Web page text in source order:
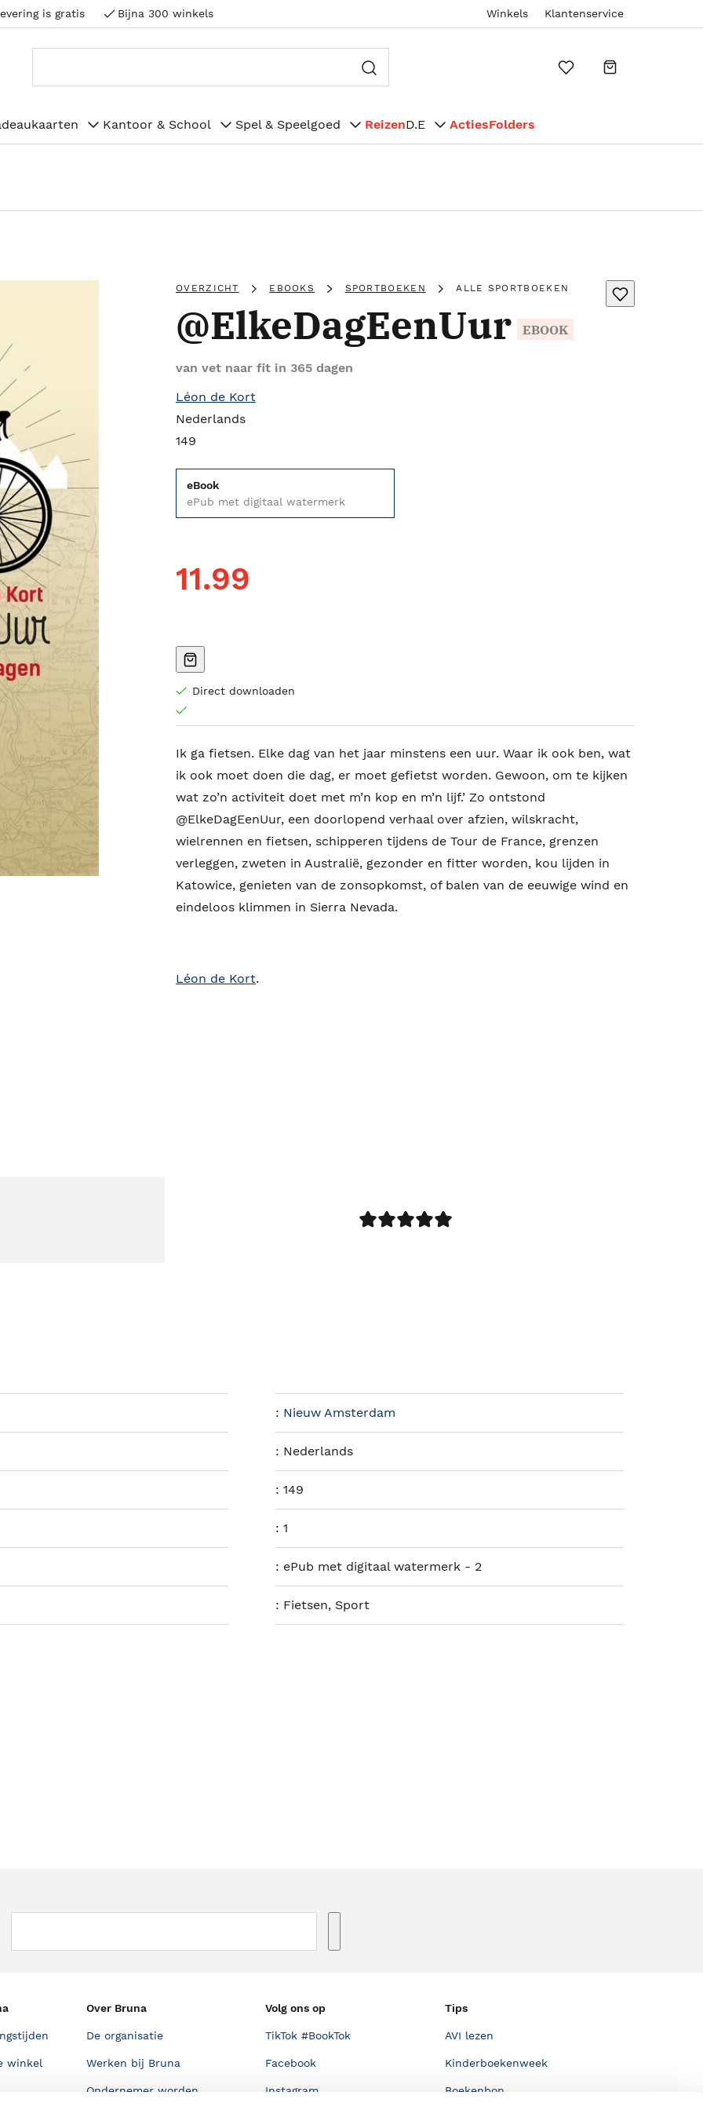
is gratis Bijna 300 winkels Winkels Klantenservice
Kantoor & School Spel & Speelgoed ReizenD.E ActiesFolders
OVERZICHT EBOOKS SPORTBOEKEN ALLE SPORTBOEKEN
@ElkeDagEenUur EBOOK
van vet naar fit in 365 dagen
Léon de Kort
Nederlands
149
eBook
ePub met digitaal watermerk
11.99
Direct downloaden
Ik ga fietsen. Elke dag van het jaar minstens een uur. Waar ik ook ben, wat
ik ook moet doen die dag, er moet gefietst worden. Gewoon, om te kijken
wat zo’n activiteit doet met m’n kop en m’n lijf.’ Zo ontstond
@ElkeDagEenUur, een doorlopend verhaal over afzien, wilskracht,
wielrennen en fietsen, schipperen tijdens de Tour de France, grenzen
verleggen, zweten in Australië, gezonder en fitter worden, kou lijden in
Katowice, genieten van de zonsopkomst, of balen van de eeuwige wind en
eindeloos klimmen in Sierra Nevada.
Léon de Kort.
: Nieuw Amsterdam
: Nederlands
:149
:1
: ePub met digitaal watermerk - 2
: Fietsen, Sport
winkel
Over Bruna
De organisatie
Werken bij Bruna
Ondernemer worden
Volg ons op
TikTok #BookTok
Facebook
Instagram
Tips
AVI lezen
Kinderboekenweek
Boekenbon